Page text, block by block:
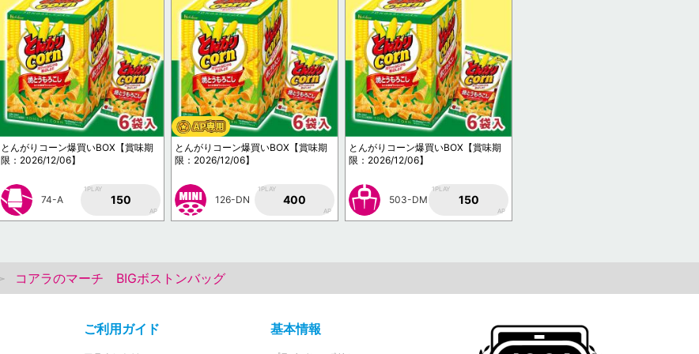
とんがりコーン爆買いBOX【賞味期
限：2026/12/06】
74-A
1PLAY
150
AP
とんがりコーン爆買いBOX【賞味期
限：2026/12/06】
126-DN
1PLAY
400
AP
とんがりコーン爆買いBOX【賞味期
限：2026/12/06】
503-DM
1PLAY
150
AP
コアラのマーチ BIGボストンバッグ
ご利用ガイド 基本情報